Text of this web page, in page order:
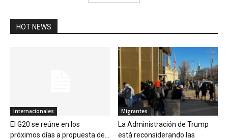
HOT NEWS
Internacionales
El G20 se reúne en los
próximos días a propuesta de...
Migrantes
La Administración de Trump
está reconsiderando las